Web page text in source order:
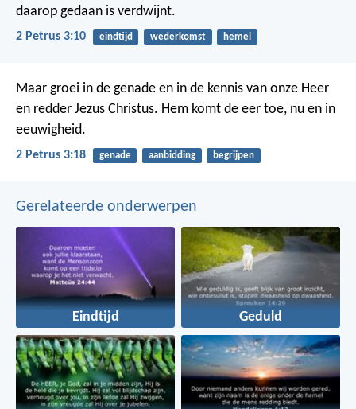
daarop gedaan is verdwijnt.
2 Petrus 3:10 eindtijd wederkomst hemel
Maar groei in de genade en in de kennis van onze Heer
en redder Jezus Christus. Hem komt de eer toe, nu en in
eeuwigheid.
2 Petrus 3:18 genade aanbidding begrijpen
Gerelateerde onderwerpen
Eindtijd Geduld